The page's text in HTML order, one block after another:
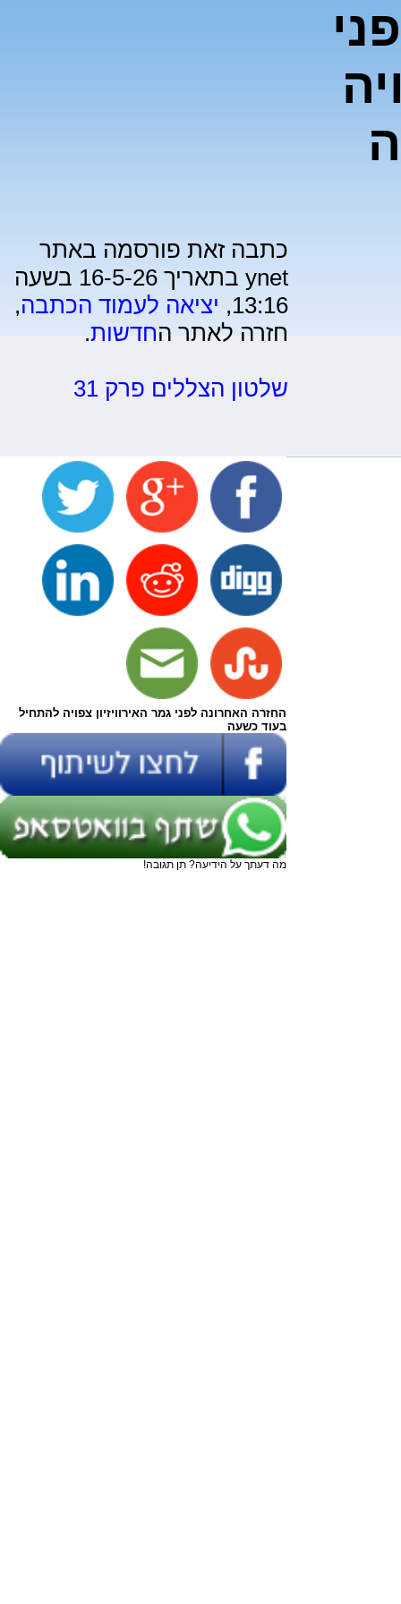
כתבה זאת פורסמה באתר
ynet בתאריך 16-5-26 בשעה
13:16, יציאה לעמוד הכתבה,
חזרה לאתר החדשות.
שלטון הצללים פרק 31
החזרה האחרונה לפני גמר האירוויזיון צפויה להתחיל
בעוד כשעה
מה דעתך על הידיעה? תן תגובה!